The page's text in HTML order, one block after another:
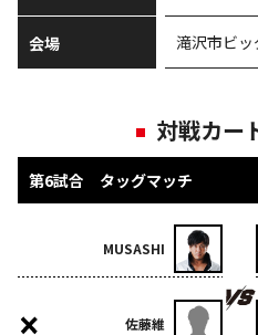
会場 滝沢市ビ
対戦カー
第6試合 タッグマッチ
MUSASHI
佐藤維